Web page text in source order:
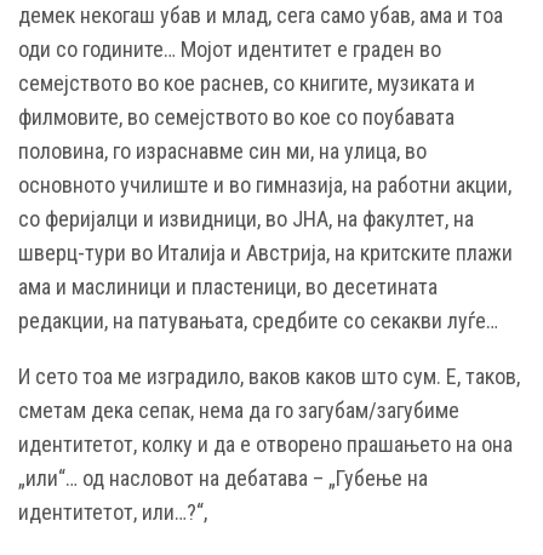
демек некогаш убав и млад, сега само убав, ама и тоа
оди со годините… Мојот идентитет е граден во
семејството во кое раснев, со книгите, музиката и
филмовите, во семејството во кое со поубавата
половина, го израснавме син ми, на улица, во
основното училиште и во гимназија, на работни акции,
со феријалци и извидници, во ЈНА, на факултет, на
шверц-тури во Италија и Австрија, на критските плажи
ама и маслиници и пластеници, во десетината
редакции, на патувањата, средбите со секакви луѓе…
И сето тоа ме изградило, ваков каков што сум. Е, таков,
сметам дека сепак, нема да го загубам/загубиме
идентитетот, колку и да е отворено прашањето на она
„или“… од насловот на дебатава – „Губење на
идентитетот, или…?“,